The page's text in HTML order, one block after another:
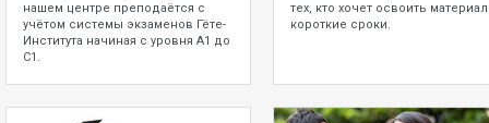
нашем центре преподаётся с
учётом системы экзаменов Гёте-
Института начиная с уровня А1 до
С1.
тех, кто хочет освоить
короткие сроки.